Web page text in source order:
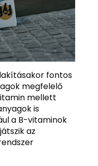
fontos
megfelelő
mellett
is
a B-vitaminok
az